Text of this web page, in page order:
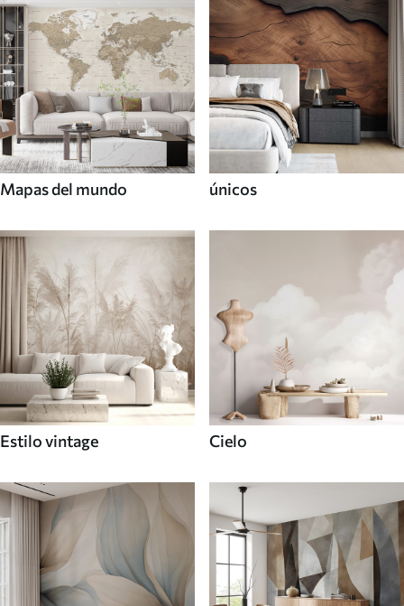
Mapas del mundo únicos
Estilo vintage Cielo